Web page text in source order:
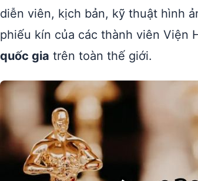
diễn viên, kịch bản, kỹ thuật hình
phiếu kín của các thành viên Viện
quốc gia trên toàn thế giới.